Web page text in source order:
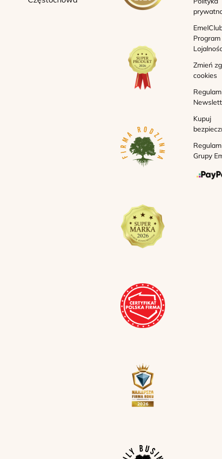
Program
Zmień
cookies
Kupuj
Grupy